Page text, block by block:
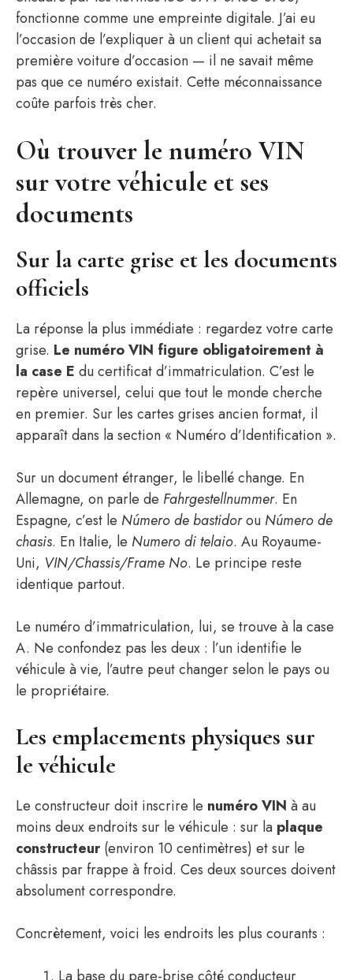
fonctionne comme une empreinte digitale. J’ai eu
l’occasion de l’expliquer à un client qui achetait sa
première voiture d’occasion — il ne savait même
pas que ce numéro existait. Cette méconnaissance
coûte parfois très cher.
Où trouver le numéro VIN
sur votre véhicule et ses
documents
Sur la carte grise et les documents
officiels
La réponse la plus immédiate : regardez votre carte
grise. Le numéro VIN figure obligatoirement à
la case E du certificat d’immatriculation. C’est le
repère universel, celui que tout le monde cherche
en premier. Sur les cartes grises ancien format, il
apparaît dans la section « Numéro d’Identification ».
Sur un document étranger, le libellé change. En
Allemagne, on parle de Fahrgestellnummer. En
Espagne, c’est le Número de bastidorou Número de
chasis. En Italie, le Numero di telaio. Au Royaume-
Uni, VIN/Chassis/Frame No. Le principe reste
identique partout.
Le numéro d’immatriculation, lui, se trouve à la case
A. Ne confondez pas les deux : l’un identifie le
véhicule à vie, l’autre peut changer selon le pays ou
le propriétaire.
Les emplacements physiques sur
le véhicule
Le constructeur doit inscrire le numéro VIN à au
moins deux endroits sur le véhicule : sur la plaque
constructeur(environ 10 centimètres) et sur le
châssis par frappe à froid. Ces deux sources doivent
absolument correspondre.
Concrètement, voici les endroits les plus courants :